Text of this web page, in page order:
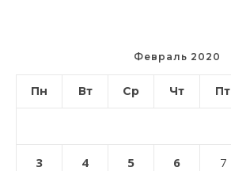
Февраль 2020
Пн Вт Ср Чт Пт
3 4 5 6 7